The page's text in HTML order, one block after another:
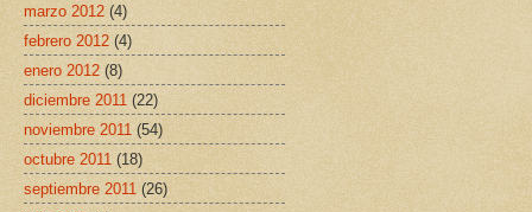
marzo 2012 (4)
febrero 2012 (4)
enero 2012 (8)
diciembre 2011 (22)
noviembre 2011 (54)
octubre 2011 (18)
septiembre 2011 (26)